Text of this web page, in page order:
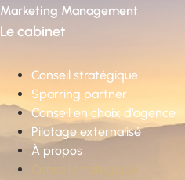
Marketing Management
Le cabinet
Conseil stratégique
Sparring partner
Conseil en choix d’agence
Pilotage externalisé
À propos